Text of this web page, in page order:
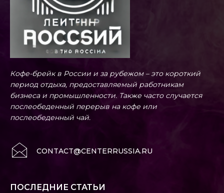
Кофе-брейк в России и за рубежом – это короткий
период отдыха, предоставляемый работникам
бизнеса и промышленности. Также часто случается
послеобеденный перерыв на кофе или
послеобеденный чай.
CONTACT@CENTERRUSSIA.RU
ПОСЛЕДНИЕ СТАТЬИ